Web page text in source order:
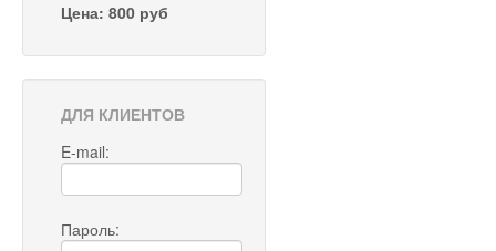
Цена: 800 руб
ДЛЯ КЛИЕНТОВ
E-mail:
Пароль: